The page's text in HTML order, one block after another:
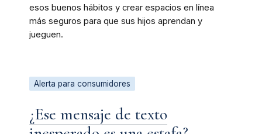
esos buenos hábitos y crear espacios en línea
más seguros para que sus hijos aprendan y
jueguen.
Alerta para consumidores
¿Ese mensaje de texto